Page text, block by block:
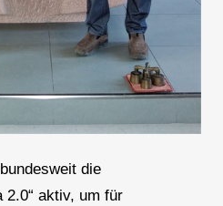
die
2.0“ aktiv, um für